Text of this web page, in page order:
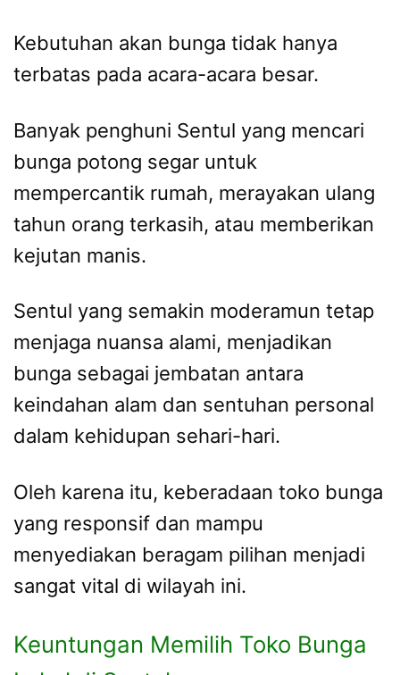
Kebutuhan akan bunga tidak hanya
terbatas pada acara-acara besar.
Banyak penghuni Sentul yang mencari
bunga potong segar untuk
mempercantik rumah, merayakan ulang
tahun orang terkasih, atau memberikan
kejutan manis.
Sentul yang semakin moderamun tetap
menjaga nuansa alami, menjadikan
bunga sebagai jembatan antara
keindahan alam dan sentuhan personal
dalam kehidupan sehari-hari.
Oleh karena itu, keberadaan toko bunga
yang responsif dan mampu
menyediakan beragam pilihan menjadi
sangat vital di wilayah ini.
Keuntungan Memilih Toko Bunga